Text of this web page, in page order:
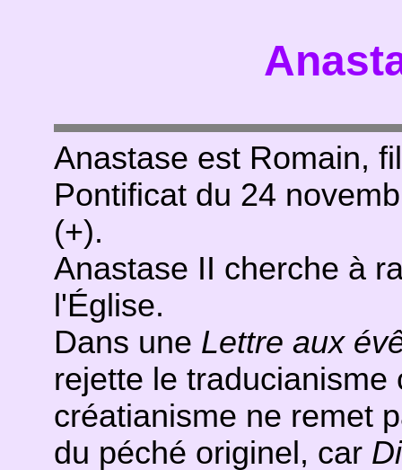
Anastase est Romain,
Pontificat du 24
(+).
Anastase II cherche à
l'Église.
Dans une Lettre aux
rejette le
créatianisme ne remet
du péché originel, car